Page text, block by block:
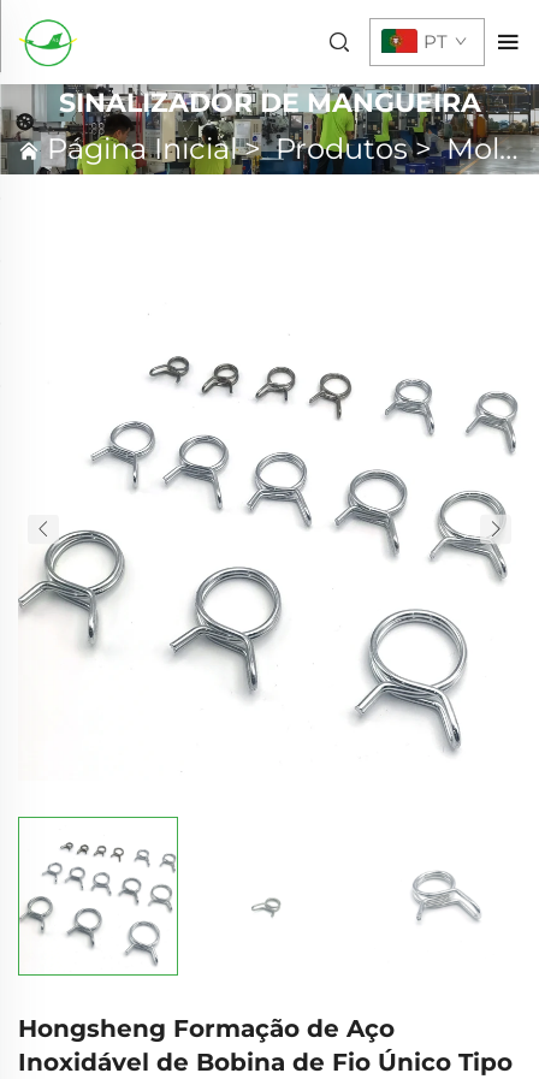
PT
SINALIZADOR DE MANGUEIRA
Página Inicial>Produtos>Mola Personalizada
Hongsheng Formação de Aço
Inoxidável de Bobina de Fio Único Tipo